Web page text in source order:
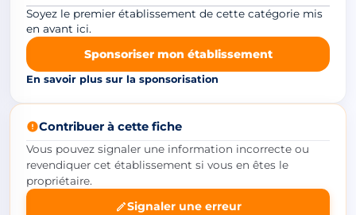
Soyez le premier établissement de cette catégorie mis
en avant ici.
Sponsoriser mon établissement
En savoir plus sur la sponsorisation
Contribuer à cette fiche
Vous pouvez signaler une information incorrecte ou
revendiquer cet établissement si vous en êtes le
propriétaire.
Signaler une erreur